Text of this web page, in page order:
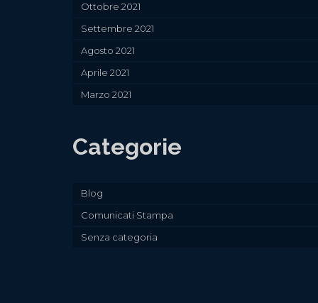
Ottobre 2021
Settembre 2021
Agosto 2021
Aprile 2021
Marzo 2021
Categorie
Blog
Comunicati Stampa
Senza categoria